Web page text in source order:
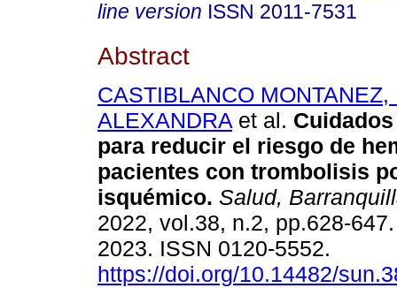
line version ISSN 2011-7531
Abstract
CASTIBLANCO MONTANEZ,
ALEXANDRA et al.
para reducir el riesgo de
pacientes con trombolisis
isquémico. Salud,
2022, vol.38, n.2, pp.628-
2023. ISSN 0120-5552.
https://doi.org/10.14482/